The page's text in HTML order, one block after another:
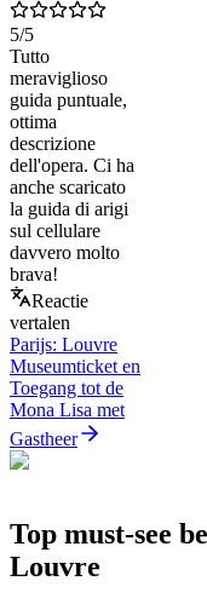
5/5
Tutto
meraviglioso
guida puntuale,
ottima
descrizione
dell'opera. Ci ha
anche scaricato
la guida di arigi
sul cellulare
davvero molto
brava!
Reactie
vertalen
Parijs: Louvre
Museumticket en
Toegang tot de
Mona Lisa met
Gastheer
Top must-see
Louvre